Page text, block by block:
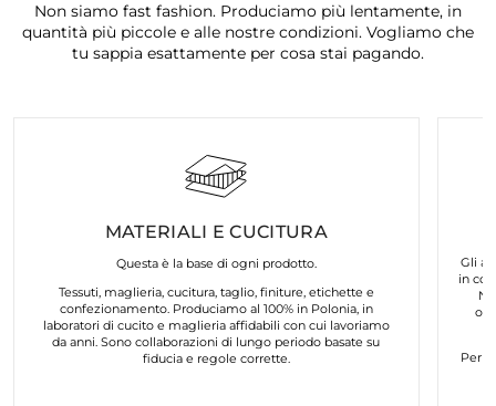
Non siamo fast fashion. Produciamo più lentamente, in
quantità più piccole e alle nostre condizioni. Vogliamo che
tu sappia esattamente per cosa stai pagando.
MATERIALI E CUCITURA
Questa è la base di ogni prodotto.
Tessuti, maglieria, cucitura, taglio, finiture, etichette e
confezionamento. Produciamo al 100% in Polonia, in
laboratori di cucito e maglieria affidabili con cui lavoriamo
da anni. Sono collaborazioni di lungo periodo basate su
fiducia e regole corrette.
Gli
in
Per